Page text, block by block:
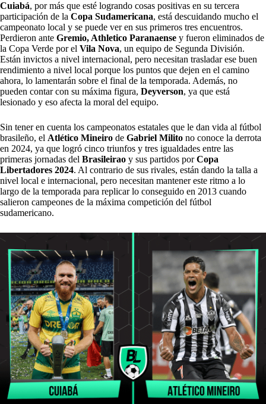
Cuiabá, por más que esté logrando cosas positivas en su tercera
participación de la Copa Sudamericana, está descuidando mucho el
campeonato local y se puede ver en sus primeros tres encuentros.
Perdieron ante Gremio, Athletico Paranaense y fueron eliminados de
la Copa Verde por el Vila Nova, un equipo de Segunda División.
Están invictos a nivel internacional, pero necesitan trasladar ese buen
rendimiento a nivel local porque los puntos que dejen en el camino
ahora, lo lamentarán sobre el final de la temporada. Además, no
pueden contar con su máxima figura, Deyverson, ya que está
lesionado y eso afecta la moral del equipo.
Sin tener en cuenta los campeonatos estatales que le dan vida al fútbol
brasileño, el Atlético Mineiro de Gabriel Milito no conoce la derrota
en 2024, ya que logró cinco triunfos y tres igualdades entre las
primeras jornadas del Brasileirao y sus partidos porCopa
Libertadores 2024. Al contrario de sus rivales, están dando la talla a
nivel local e internacional, pero necesitan mantener este ritmo a lo
largo de la temporada para replicar lo conseguido en 2013 cuando
salieron campeones de la máxima competición del fútbol
sudamericano.